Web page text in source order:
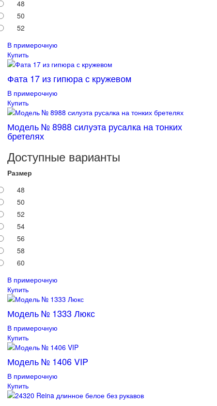
48
50
52
В примерочную
Купить
Фата 17 из гипюра с кружевом
В примерочную
Купить
Модель № 8988 силуэта русалка на тонких
бретелях
Доступные варианты
Размер
48
50
52
54
56
58
60
В примерочную
Купить
Модель № 1333 Люкс
В примерочную
Купить
Модель № 1406 VIP
В примерочную
Купить